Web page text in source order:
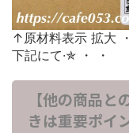
↑原材料表示 拡大 ・
下記にて∙✯ ・ ・
【他の商品
きは重要ポイ